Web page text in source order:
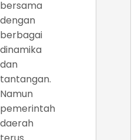
bersama
dengan
berbagai
dinamika
dan
tantangan.
Namun
pemerintah
daerah